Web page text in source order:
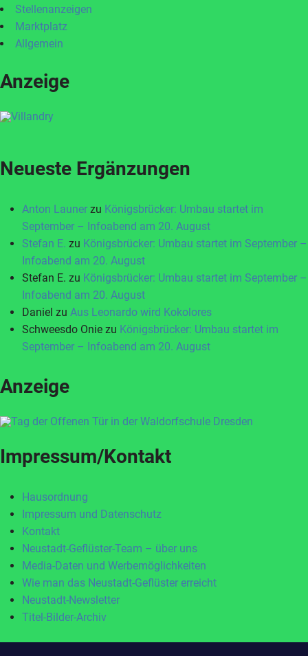
Stellenanzeigen
Marktplatz
Allgemein
Anzeige
Neueste Ergänzungen
Anton Launer zu Königsbrücker: Umbau startet im
September – Infoabend am 20. August
Stefan E. zu Königsbrücker: Umbau startet im September –
Infoabend am 20. August
Stefan E. zu Königsbrücker: Umbau startet im September –
Infoabend am 20. August
Daniel zu Aus Leonardo wird Kokolores
Schweesdo Onie zu Königsbrücker: Umbau startet im
September – Infoabend am 20. August
Anzeige
Impressum/Kontakt
Hausordnung
Impressum und Datenschutz
Kontakt
Neustadt-Geflüster-Team – über uns
Media-Daten und Werbemöglichkeiten
Wie man das Neustadt-Geflüster erreicht
Neustadt-Newsletter
Titel-Bilder-Archiv